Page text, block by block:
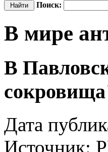
Поиск:
В мире
В
Дата
Источник: